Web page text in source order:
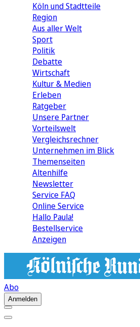
Köln und Stadtteile
Region
Aus aller Welt
Sport
Politik
Debatte
Wirtschaft
Kultur & Medien
Erleben
Ratgeber
Unsere Partner
Vorteilswelt
Vergleichsrechner
Unternehmen im Blick
Themenseiten
Altenhilfe
Newsletter
Service FAQ
Online Service
Hallo Paula!
Bestellservice
Anzeigen
Abo
Anmelden